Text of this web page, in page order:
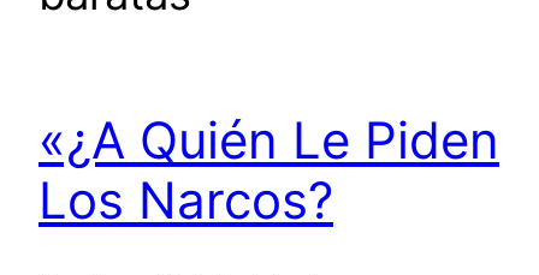
«¿A Quién Le Piden
Los Narcos?